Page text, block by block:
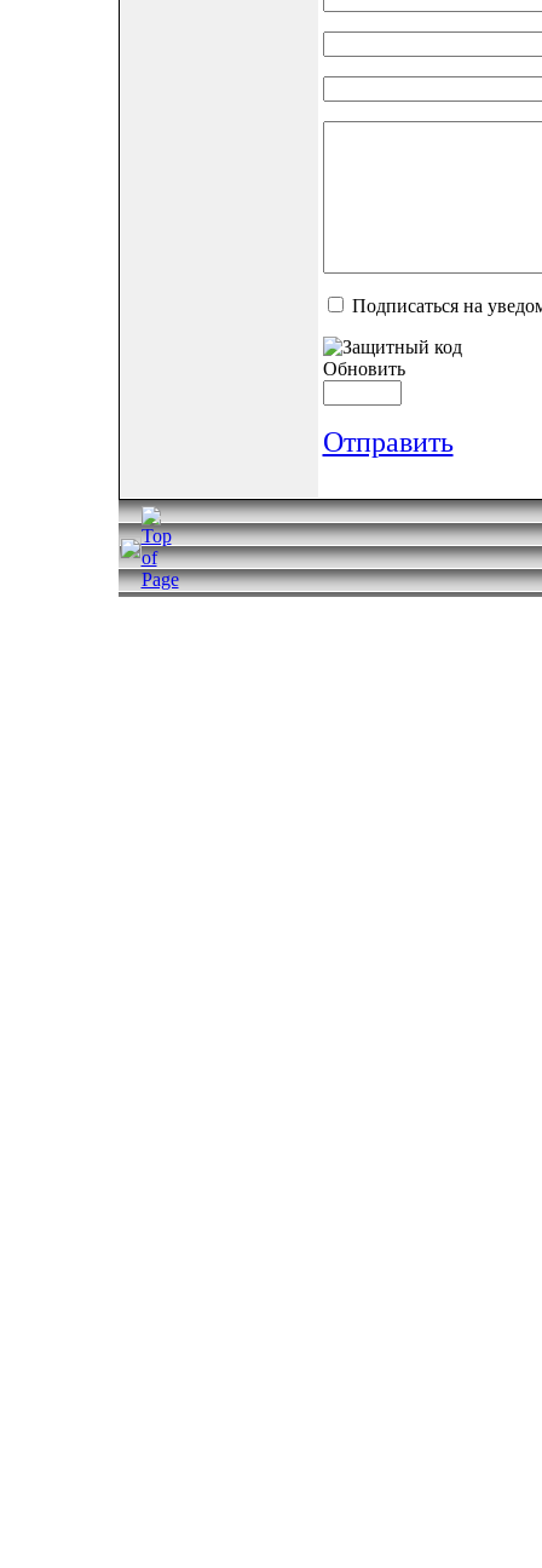
Подписаться на
Обновить
Отправить